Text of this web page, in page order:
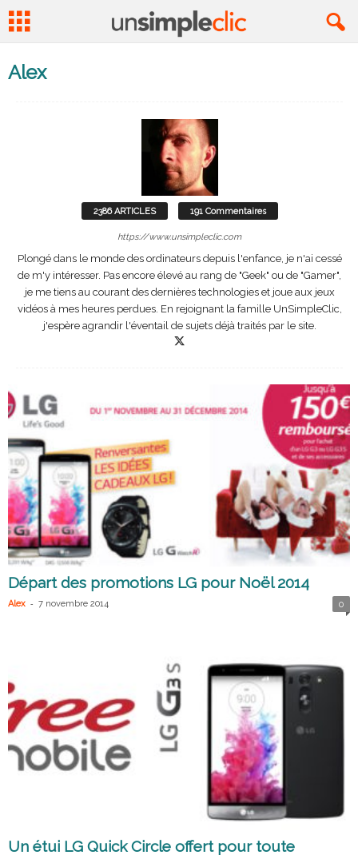
Alex
2386 ARTICLES 191 Commentaires
https://www.unsimpleclic.com
Plongé dans le monde des ordinateurs depuis l'enfance, je n'ai cessé
de m'y intéresser. Pas encore élevé au rang de "Geek" ou de "Gamer",
je me tiens au courant des dernières technologies et joue aux jeux
vidéos à mes heures perdues. En rejoignant la famille UnSimpleClic,
j'espère agrandir l'éventail de sujets déjà traités par le site.
Départ des promotions LG pour Noël 2014
Alex - 7 novembre 2014 0
Un étui LG Quick Circle offert pour toute